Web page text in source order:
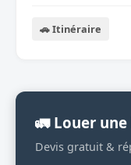
🚗 Itinéraire
🚛 Louer
Devis gratuit &